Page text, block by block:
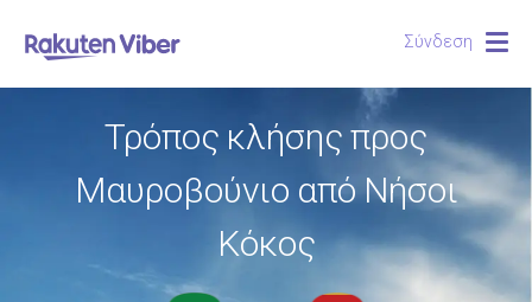
Σύνδεση
Τρόπος κλήσης προς
Μαυροβούνιο από Νήσοι
Κόκος